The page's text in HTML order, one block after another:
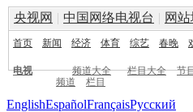
央视网 | 中国网络电视台 | 网站
首页 新闻 经济 体育 综艺 春晚
电视 频道大全 栏目大全 节
频道
栏目
EnglishEspañolFrançaisPусский